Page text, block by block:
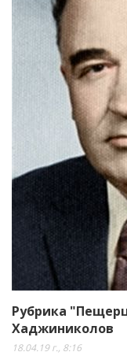
Рубрика
Хаджиниколов
18.04.19 г., 8:16